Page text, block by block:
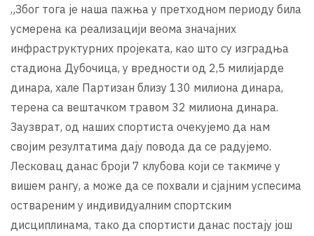
„Због тога је наша пажња у претходном периоду била
усмерена ка реализацији веома значајних
инфраструктурних пројеката, као што су изградња
стадиона Дубочица, у вредности од 2,5 милијарде
динара, хале Партизан близу 130 милиона динара,
терена са вештачком травом 32 милиона динара.
Заузврат, од наших спортиста очекујемо да нам
својим резултатима дају повода да се радујемо.
Лесковац данас броји 7 клубова који се такмиче у
вишем рангу, а може да се похвали и сјајним успесима
оствареним у индивидуалним спортским
дисциплинама, тако да спортисти данас постају још